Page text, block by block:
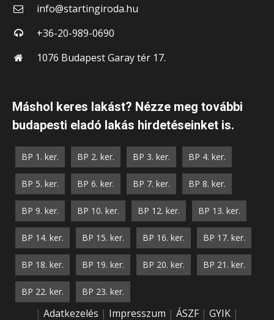
info@startingiroda.hu
+36-20-989-0690
1076 Budapest Garay tér 17.
Máshol keres lakást? Nézze meg további
budapesti eladó lakás hirdetéseinket is.
BP 1. ker. BP 2. ker. BP 3. ker. BP 4. ker.
BP 5. ker. BP 6. ker. BP 7. ker. BP 8. ker.
BP 9. ker. BP 10. ker. BP 12. ker. BP 13. ker.
BP 14. ker. BP 15. ker. BP 16. ker. BP 17. ker.
BP 18. ker. BP 19. ker. BP 20. ker. BP 21. ker.
BP 22. ker. BP 23. ker.
| Adatkezelés | Impresszum | ÁSZF | GYIK |